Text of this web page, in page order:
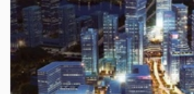
cụ
đầu
tư